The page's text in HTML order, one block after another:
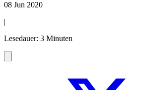
08 Jun 2020
|
Lesedauer: 3 Minuten